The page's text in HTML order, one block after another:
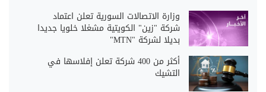
وزارة الاتصالات السورية تعلن اعتماد
شركة "زين" الكويتية مشغلا خلويا جديدا
بديلا لشركة "MTN"
أكثر من 400 شركة تعلن إفلاسها في
التشيك